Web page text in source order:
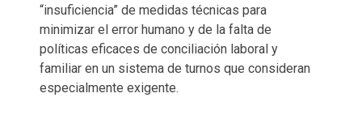
“insuficiencia” de medidas técnicas para
minimizar el error humano y de la falta de
políticas eficaces de conciliación laboral y
familiar en un sistema de turnos que consideran
especialmente exigente.